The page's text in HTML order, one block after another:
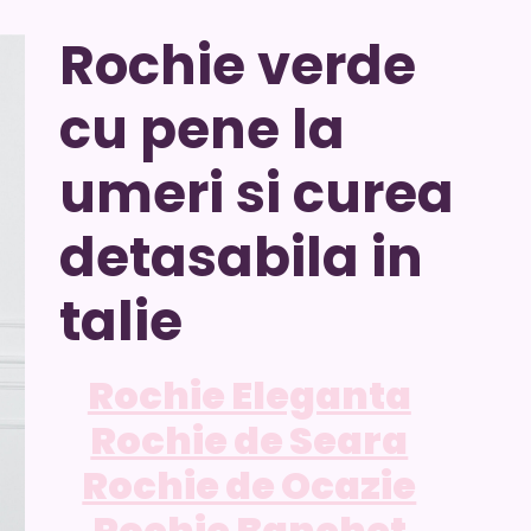
Rochie verde
cu pene la
umeri si curea
detasabila in
talie
Rochie Eleganta
Rochie de Seara
Rochie de Ocazie